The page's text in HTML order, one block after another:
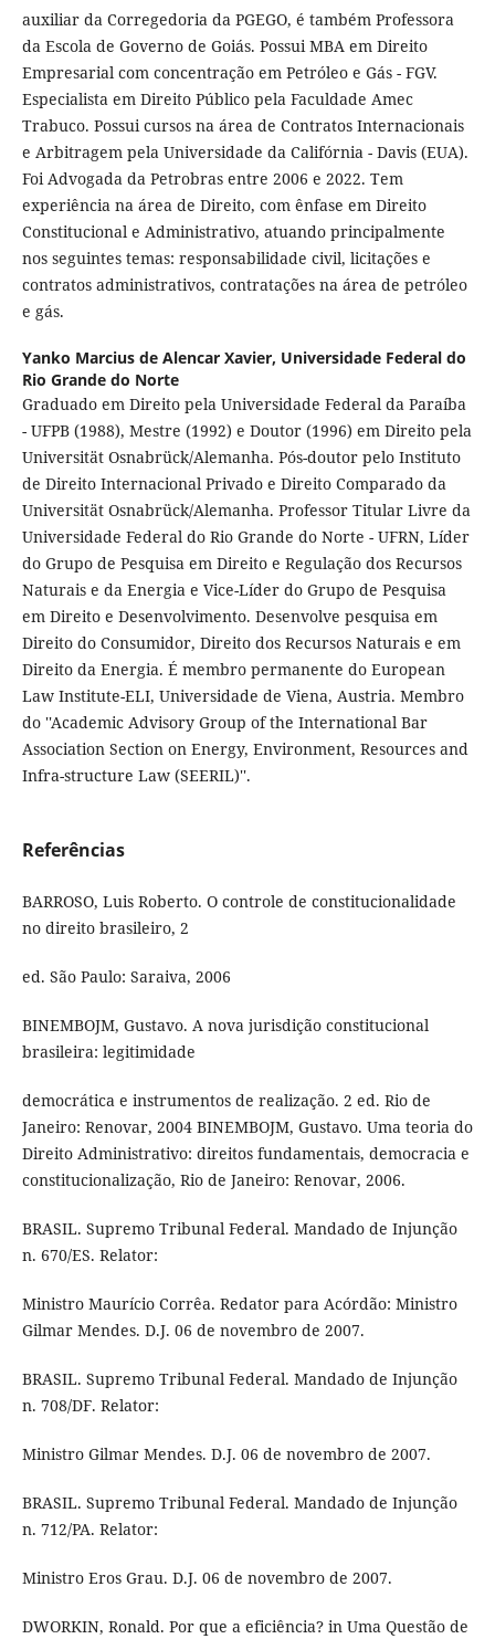
auxiliar da Corregedoria da PGEGO, é também Professora
da Escola de Governo de Goiás. Possui MBA em Direito
Empresarial com concentração em Petróleo e Gás - FGV.
Especialista em Direito Público pela Faculdade Amec
Trabuco. Possui cursos na área de Contratos Internacionais
e Arbitragem pela Universidade da Califórnia - Davis (EUA).
Foi Advogada da Petrobras entre 2006 e 2022. Tem
experiência na área de Direito, com ênfase em Direito
Constitucional e Administrativo, atuando principalmente
nos seguintes temas: responsabilidade civil, licitações e
contratos administrativos, contratações na área de petróleo
e gás.
Yanko Marcius de Alencar Xavier, Universidade Federal do
Rio Grande do Norte
Graduado em Direito pela Universidade Federal da Paraíba
- UFPB (1988), Mestre (1992) e Doutor (1996) em Direito pela
Universität Osnabrück/Alemanha. Pós-doutor pelo Instituto
de Direito Internacional Privado e Direito Comparado da
Universität Osnabrück/Alemanha. Professor Titular Livre da
Universidade Federal do Rio Grande do Norte - UFRN, Líder
do Grupo de Pesquisa em Direito e Regulação dos Recursos
Naturais e da Energia e Vice-Líder do Grupo de Pesquisa
em Direito e Desenvolvimento. Desenvolve pesquisa em
Direito do Consumidor, Direito dos Recursos Naturais e em
Direito da Energia. É membro permanente do European
Law Institute-ELI, Universidade de Viena, Austria. Membro
do ''Academic Advisory Group of the International Bar
Association Section on Energy, Environment, Resources and
Infra-structure Law (SEERIL)''.
Referências
BARROSO, Luis Roberto. O controle de constitucionalidade
no direito brasileiro, 2
ed. São Paulo: Saraiva, 2006
BINEMBOJM, Gustavo. A nova jurisdição constitucional
brasileira: legitimidade
democrática e instrumentos de realização. 2 ed. Rio de
Janeiro: Renovar, 2004 BINEMBOJM, Gustavo. Uma teoria do
Direito Administrativo: direitos fundamentais, democracia e
constitucionalização, Rio de Janeiro: Renovar, 2006.
BRASIL. Supremo Tribunal Federal. Mandado de Injunção
n. 670/ES. Relator:
Ministro Maurício Corrêa. Redator para Acórdão: Ministro
Gilmar Mendes. D.J. 06 de novembro de 2007.
BRASIL. Supremo Tribunal Federal. Mandado de Injunção
n. 708/DF. Relator:
Ministro Gilmar Mendes. D.J. 06 de novembro de 2007.
BRASIL. Supremo Tribunal Federal. Mandado de Injunção
n. 712/PA. Relator:
Ministro Eros Grau. D.J. 06 de novembro de 2007.
DWORKIN, Ronald. Por que a eficiência? in Uma Questão de